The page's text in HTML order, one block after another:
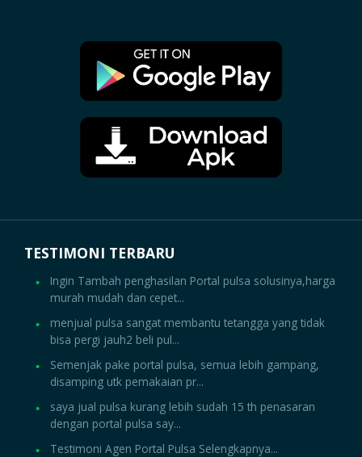
TESTIMONI TERBARU
Ingin Tambah penghasilan Portal pulsa solusinya,harga
murah mudah dan cepet...
menjual pulsa sangat membantu tetangga yang tidak
bisa pergi jauh2 beli pul...
Semenjak pake portal pulsa, semua lebih gampang,
disamping utk pemakaian pr...
saya jual pulsa kurang lebih sudah 15 th penasaran
dengan portal pulsa say...
Testimoni Agen Portal Pulsa Selengkapnya...